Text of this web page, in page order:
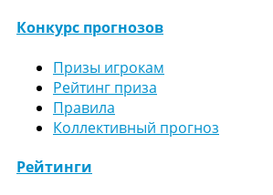
Конкурс прогнозов
Призы игрокам
Рейтинг приза
Правила
Коллективный прогноз
Рейтинги